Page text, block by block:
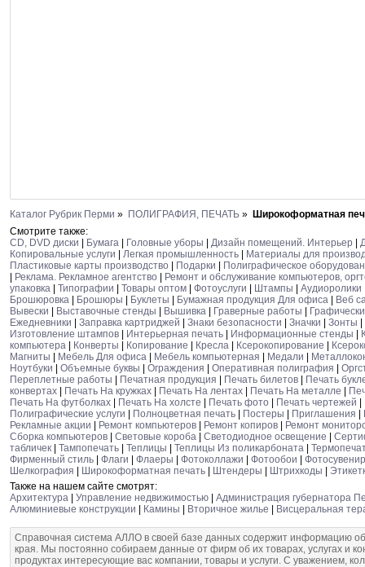
Каталог Рубрик Перми » ПОЛИГРАФИЯ, ПЕЧАТЬ » Широкоформатная
Смотрите также:
CD, DVD диски
Бумага Головные уборы Дизайн помещений. Интерьер
Копировальные услуги
Легкая промышленность
Материалы для
Пластиковые карты производство
Подарки
Полиграфическое
Реклама. Рекламное агентство
Ремонт и обслуживание компьютеров,
упаковка
Типографии Товары оптом Фотоуслуги Штампы Аудиоролики
Брошюровка
Брошюры Буклеты Бумажная продукция Для офиса
Веб
Вывески
Выставочные стенды Вышивка Граверные работы
Ежедневники
Заправка картриджей Знаки безопасности Значки Зонты
Изготовление штампов
Интерьерная печать Информационные стенды
компьютера
Конверты Копирование Кресла Ксерокопирование
Магниты
Мебель Для офиса Мебель компьютерная Медали
Ноутбуки
Объемные буквы Ограждения Оперативная полиграфия
Переплетные работы
Печатная продукция Печать билетов
Печать
конвертах
Печать На кружках Печать На лентах Печать На металле
Печать На футболках
Печать На холсте Печать фото Печать чертежей
Полиграфические услуги
Полноцветная печать Постеры Приглашения
Рекламные акции
Ремонт компьютеров Ремонт копиров
Ремонт
Сборка компьютеров
Световые короба Светодиодное освещение
табличек
Тампопечать Теплицы Теплицы Из поликарбоната
Фирменный стиль
Флаги Флаеры Фотоколлажи Фотообои
Шелкография
Широкоформатная печать Штендеры Штрихкоды
Также на нашем сайте смотрят:
Архитектура
Управление недвижимостью
Администрация губернатора
Алюминиевые конструкции
Камины Вторичное жилье Висцеральная
Справочная система АЛЛО в своей базе данных содержит информацию
края. Мы постоянно собираем данные от фирм об их товарах, услугах и
продуктах интересующие вас компании, товары и услуги. С уважением,